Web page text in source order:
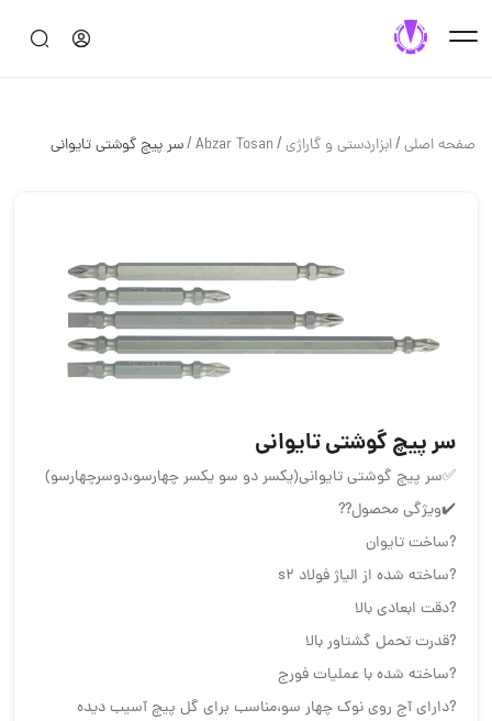
صفحه اصلی/ابزاردستی و گاراژی/
Abzar Tosan
/سر پیچ گوشتی تایوانی
سر پیچ گوشتی تایوانی
✅سر پیچ گوشتی تایوانی(یکسر دو سو یکسر چهارسو،دوسرچهارسو)
✔️ویژگی محصول??
?ساخت تایوان
?ساخته شده از الیاژ فولاد s2
?دقت ابعادی بالا
?قدرت تحمل گشتاور بالا
?ساخته شده با عملیات فورج
?دارای آج روی نوک چهار سو،مناسب برای گل پیچ آسیب دیده